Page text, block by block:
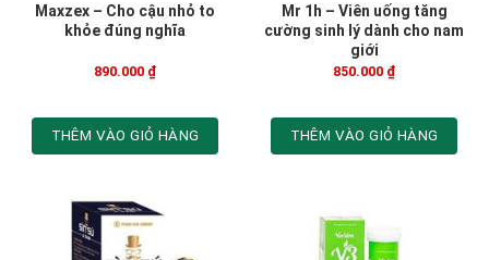
Maxzex – Cho cậu nhỏ to
khỏe đúng nghĩa
890.000 ₫
THÊM VÀO GIỎ HÀNG
Mr 1h – Viên uống tăng
cường sinh lý dành cho nam
giới
850.000 ₫
THÊM VÀO GIỎ HÀNG